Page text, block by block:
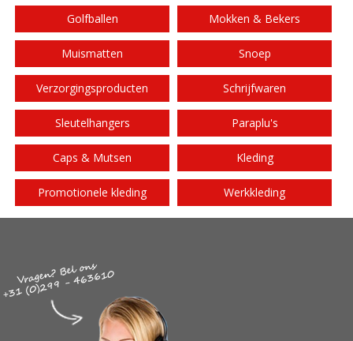
Golfballen Mokken & Bekers
Muismatten Snoep
Verzorgingsproducten Schrijfwaren
Sleutelhangers Paraplu's
Caps & Mutsen Kleding
Promotionele kleding Werkkleding